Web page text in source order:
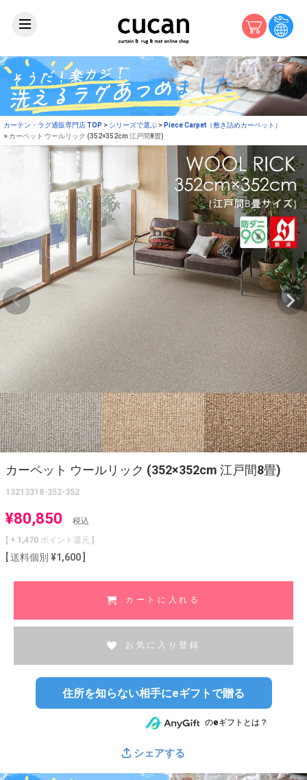
カーテン・ラグ通販専門店 TOP シリーズで選ぶ
Piece Carpet（敷き詰めカーペット）
カーペット ウールリック (352×352cm 江戸間8畳)
カーペット ウールリック (352×352cm 江戸間8畳)
13213318-352-352
¥80,850
税込
[ + 1,470 ポイント還元 ]
送料個別 ¥1,600
カートに入れる
お気に入り登録
住所を知らない相手にeギフトで贈る
のeギフトとは？
シェアする